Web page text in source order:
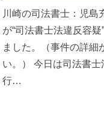
川崎の司法書士：児島
が“司法書士法違反容
ました。（事件の詳細
い。） 今日は司法書士
行…